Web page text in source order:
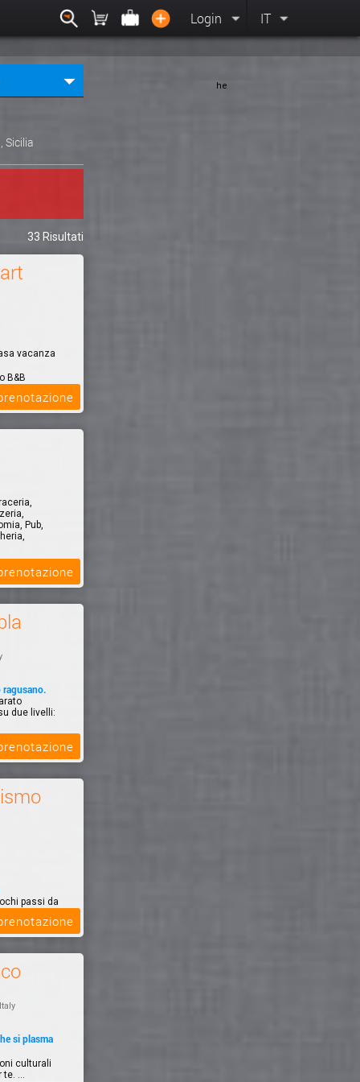
Login IT
Sicilia
33 Risultati
vacanza
B&B
per
Pub,
due livelli:
passi da
verde, con
si plasma
culturali
...
he